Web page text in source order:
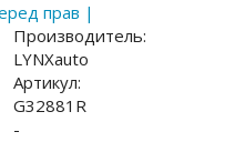
прав |
Производитель:
LYNXauto
Артикул:
G32881R
-